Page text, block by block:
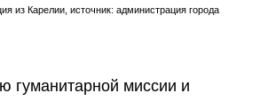
из Карелии, источник: администрация города
гуманитарной миссии и